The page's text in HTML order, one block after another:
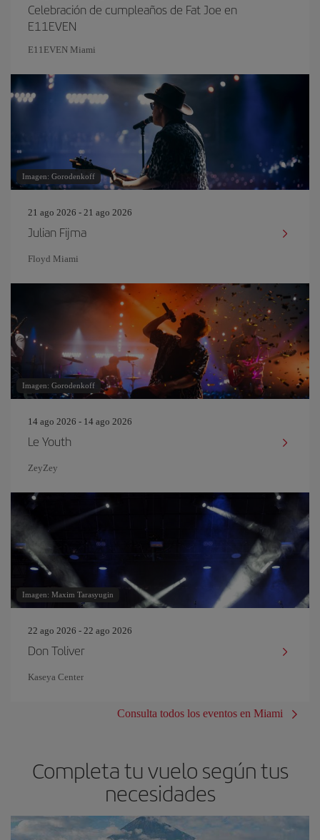
Celebración de cumpleaños de Fat Joe en
E11EVEN
E11EVEN Miami
Imagen: Gorodenkoff
21 ago 2026 - 21 ago 2026
Julian Fijma
Floyd Miami
Imagen: Gorodenkoff
14 ago 2026 - 14 ago 2026
Le Youth
ZeyZey
Imagen: Maxim Tarasyugin
22 ago 2026 - 22 ago 2026
Don Toliver
Kaseya Center
Consulta todos los eventos en Miami
Completa tu vuelo según tus
necesidades